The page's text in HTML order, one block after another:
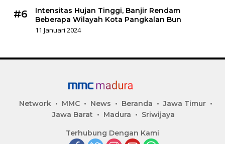
#6
Intensitas Hujan Tinggi, Banjir Rendam
Beberapa Wilayah Kota Pangkalan Bun
11 Januari 2024
Network MMC News Beranda
Jawa Timur
Jawa Barat
Madura Sriwijaya
Terhubung Dengan Kami